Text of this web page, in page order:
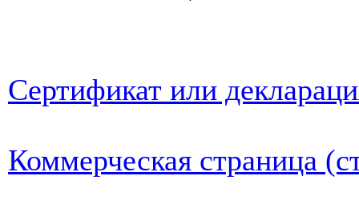
Сертификат или
Коммерческая страница